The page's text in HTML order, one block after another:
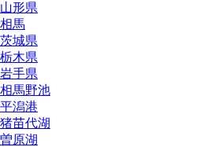
山形県
相馬
茨城県
栃木県
岩手県
相馬野池
平潟港
猪苗代湖
曽原湖